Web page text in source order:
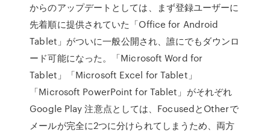
からのアップデートとしては、まず登録ユーザーに
先着順に提供されていた「Office for Android
Tablet」がついに一般公開され、誰にでもダウンロ
ード可能になった。「Microsoft Word for
Tablet」「Microsoft Excel for Tablet」
「Microsoft PowerPoint for Tablet」がそれぞれ
Google Play 注意点としては、FocusedとOtherで
メールが完全に2つに分けられてしまうため、両方